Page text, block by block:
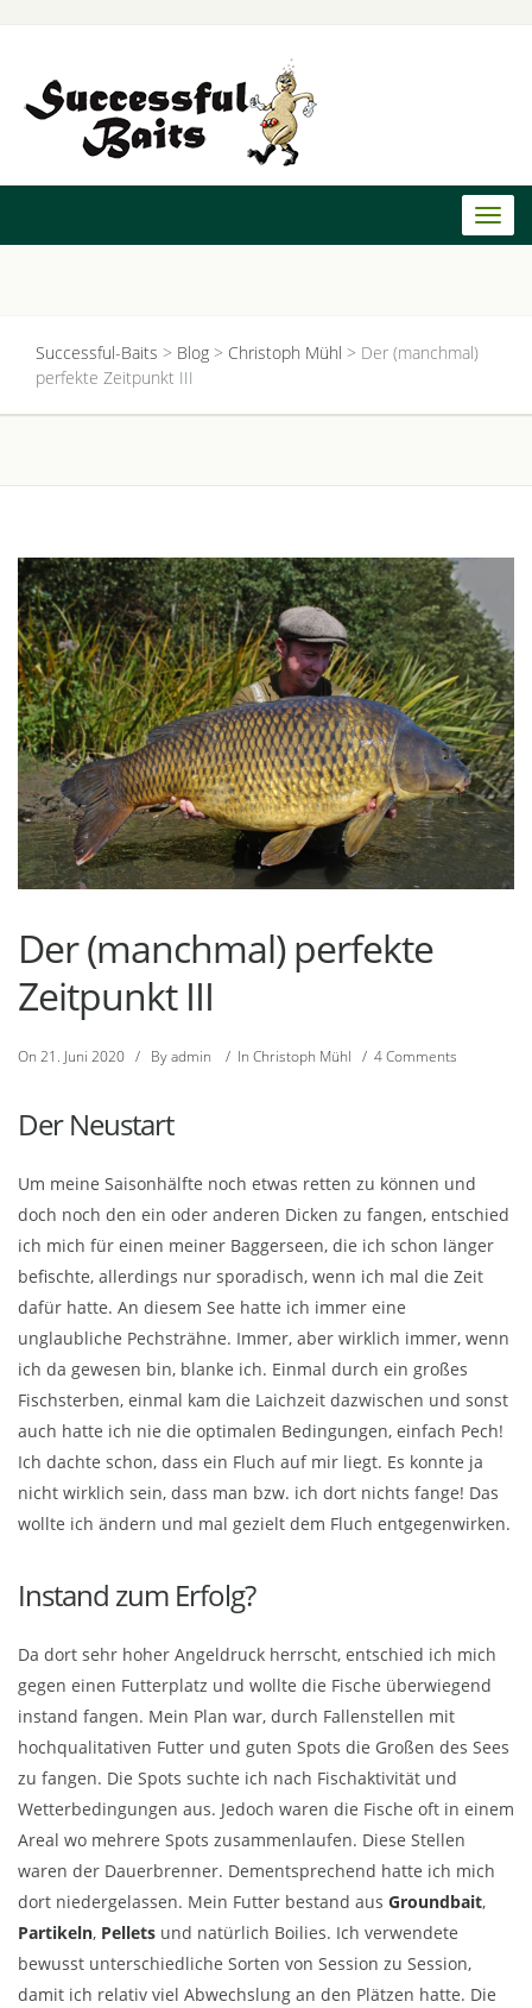
Successful-Baits > Blog > Christoph Mühl > Der (manchmal)
perfekte Zeitpunkt III
Der (manchmal) perfekte
Zeitpunkt III
On 21. Juni 2020 / Byadmin / In Christoph Mühl / 4 Comments
Der Neustart
Um meine Saisonhälfte noch etwas retten zu können und
doch noch den ein oder anderen Dicken zu fangen, entschied
ich mich für einen meiner Baggerseen, die ich schon länger
befischte, allerdings nur sporadisch, wenn ich mal die Zeit
dafür hatte. An diesem See hatte ich immer eine
unglaubliche Pechsträhne. Immer, aber wirklich immer, wenn
ich da gewesen bin, blanke ich. Einmal durch ein großes
Fischsterben, einmal kam die Laichzeit dazwischen und sonst
auch hatte ich nie die optimalen Bedingungen, einfach Pech!
Ich dachte schon, dass ein Fluch auf mir liegt. Es konnte ja
nicht wirklich sein, dass man bzw. ich dort nichts fange! Das
wollte ich ändern und mal gezielt dem Fluch entgegenwirken.
Instand zum Erfolg?
Da dort sehr hoher Angeldruck herrscht, entschied ich mich
gegen einen Futterplatz und wollte die Fische überwiegend
instand fangen. Mein Plan war, durch Fallenstellen mit
hochqualitativen Futter und guten Spots die Großen des Sees
zu fangen. Die Spots suchte ich nach Fischaktivität und
Wetterbedingungen aus. Jedoch waren die Fische oft in einem
Areal wo mehrere Spots zusammenlaufen. Diese Stellen
waren der Dauerbrenner. Dementsprechend hatte ich mich
dort niedergelassen. Mein Futter bestand aus Groundbait,
Partikeln, Pellets und natürlich Boilies. Ich verwendete
bewusst unterschiedliche Sorten von Session zu Session,
damit ich relativ viel Abwechslung an den Plätzen hatte. Die